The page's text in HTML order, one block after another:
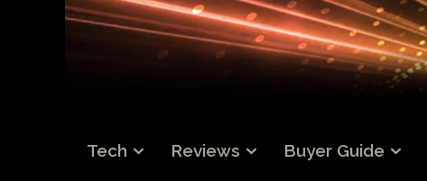
Tech Reviews Buyer Guide